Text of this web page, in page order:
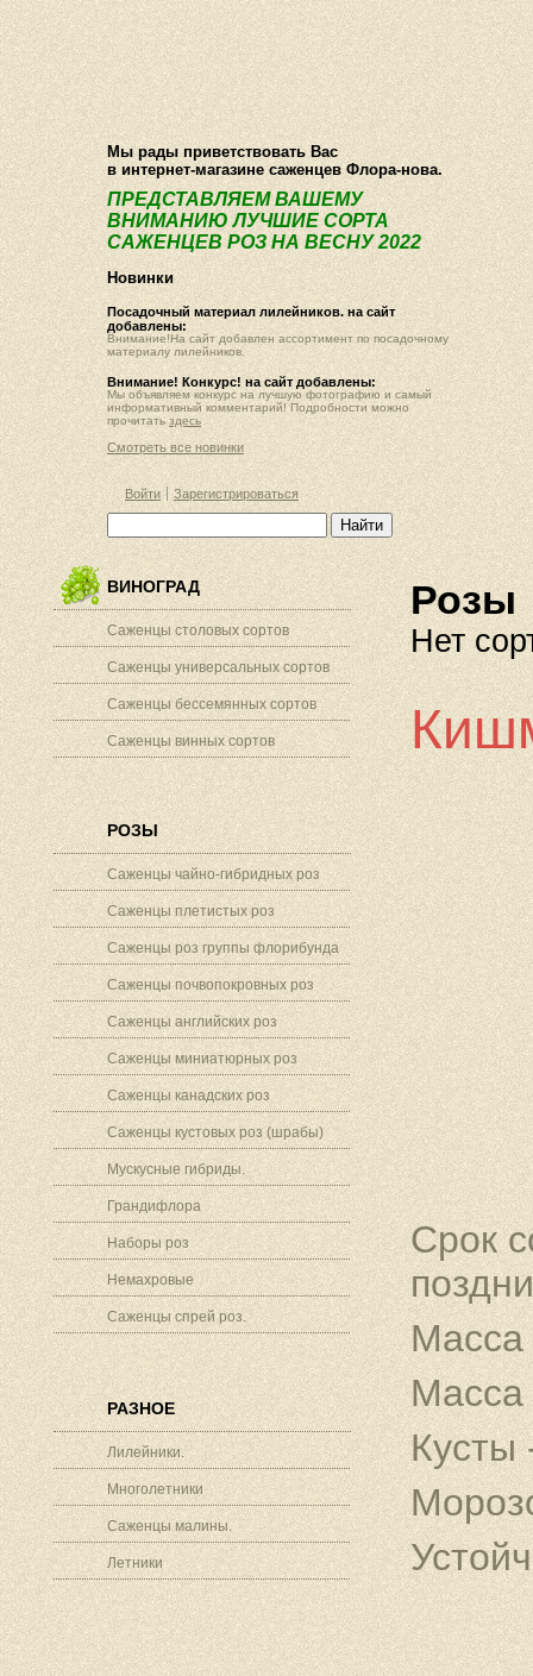
О компании Как купить Фотогалерея Статьи Опт
Мы рады приветствовать Вас
в интернет-магазине саженцев Флора-нова.
ПРЕДСТАВЛЯЕМ ВАШЕМУ
ВНИМАНИЮ ЛУЧШИЕ СОРТА
САЖЕНЦЕВ РОЗ НА ВЕСНУ 2022
Новинки
Посадочный материал лилейников. на сайт
добавлены:
Внимание!На сайт добавлен ассортимент по посадочному
материалу лилейников.
Внимание! Конкурс! на сайт добавлены:
Мы объявляем конкурс на лучшую фотографию и самый
информативный комментарий! Подробности можно
прочитать здесь
Смотреть все новинки
Войти Зарегистрироваться
ВИНОГРАД
Саженцы столовых сортов
Саженцы универсальных сортов
Саженцы бессемянных сортов
Саженцы винных сортов
РОЗЫ
Саженцы чайно-гибридных роз
Саженцы плетистых роз
Саженцы роз группы флорибунда
Саженцы почвопокровных роз
Саженцы английских роз
Саженцы миниатюрных роз
Саженцы канадских роз
Саженцы кустовых роз (шрабы)
Мускусные гибриды.
Грандифлора
Наборы роз
Немахровые
Саженцы спрей роз.
РАЗНОЕ
Лилейники.
Многолетники
Саженцы малины.
Летники
Розы
Нет
Срок
Масса
Масса
Кусты